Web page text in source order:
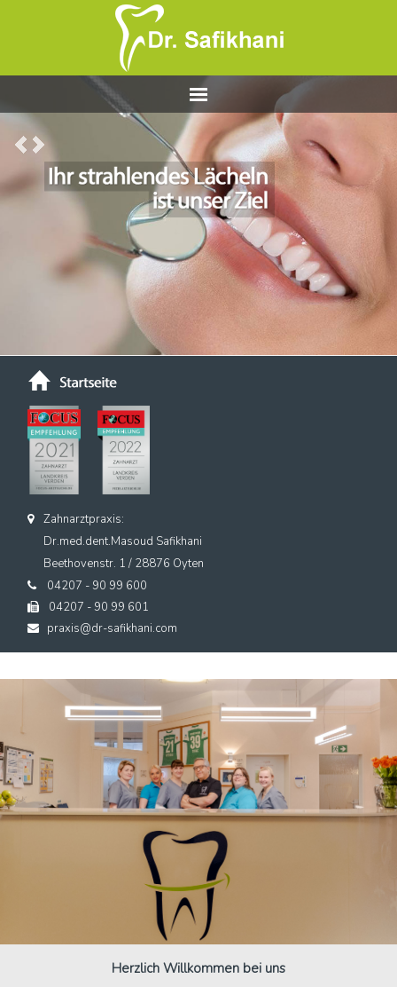
Zahnarztpraxis:
Dr.med.dent.Masoud Safikhani
Beethovenstr. 1 / 28876 Oyten
04207 - 90 99 600
04207 - 90 99 601
praxis@dr-safikhani.com
Herzlich Willkommen bei uns